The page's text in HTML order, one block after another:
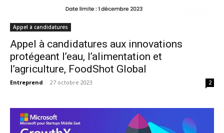
Appel à candidatures
Appel à candidatures aux innovations
protégeant l’eau, l’alimentation et
l’agriculture, FoodShot Global
Entreprend - 27 octobre 2023 2